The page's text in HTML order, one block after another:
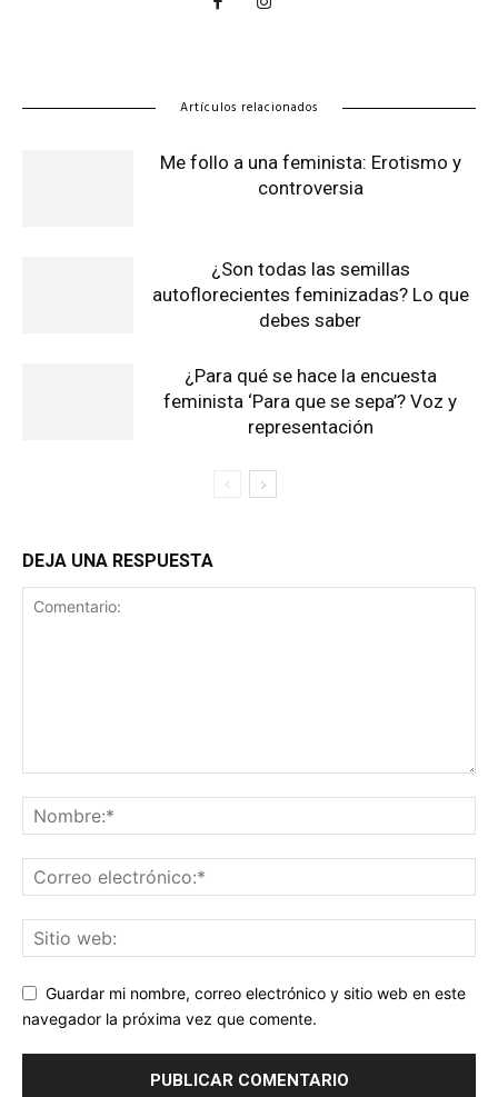
Artículos relacionados
Me follo a una feminista: Erotismo y
controversia
¿Son todas las semillas
autoflorecientes feminizadas? Lo que
debes saber
¿Para qué se hace la encuesta
feminista ‘Para que se sepa’? Voz y
representación
DEJA UNA RESPUESTA
Guardar mi nombre, correo electrónico y sitio web en este
navegador la próxima vez que comente.